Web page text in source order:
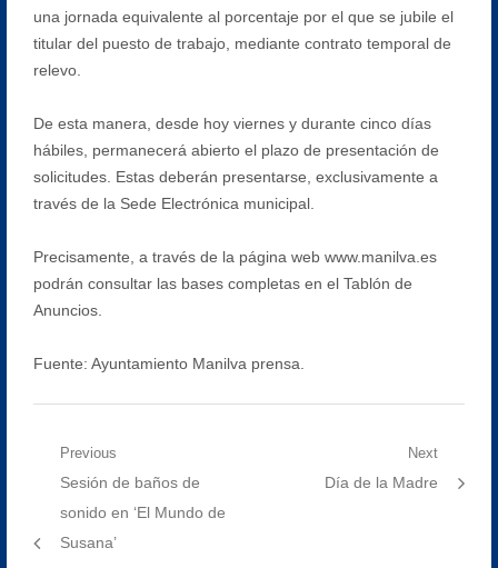
una jornada equivalente al porcentaje por el que se jubile el
titular del puesto de trabajo, mediante contrato temporal de
relevo.
De esta manera, desde hoy viernes y durante cinco días
hábiles, permanecerá abierto el plazo de presentación de
solicitudes. Estas deberán presentarse, exclusivamente a
través de la Sede Electrónica municipal.
Precisamente, a través de la página web www.manilva.es
podrán consultar las bases completas en el Tablón de
Anuncios.
Fuente: Ayuntamiento Manilva prensa.
Navegación
entradas
Previous
Previous
post:
Sesión de baños de
sonido en ‘El Mundo de
Susana’
Next
Next
Día de la Madre